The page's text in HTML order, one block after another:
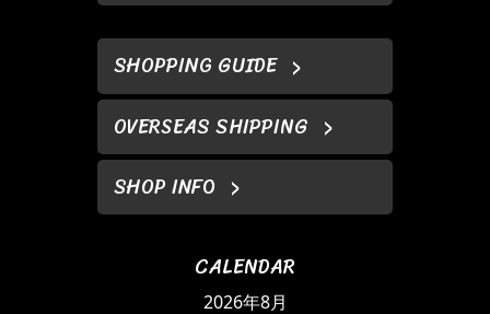
SHOPPING GUIDE
OVERSEAS SHIPPING
SHOP INFO
CALENDAR
2026年8月